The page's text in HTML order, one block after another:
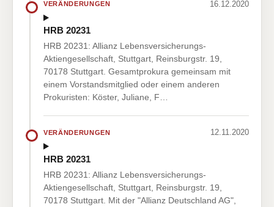
VERÄNDERUNGEN 16.12.2020
HRB 20231
HRB 20231: Allianz Lebensversicherungs-
Aktiengesellschaft, Stuttgart, Reinsburgstr. 19,
70178 Stuttgart. Gesamtprokura gemeinsam mit
einem Vorstandsmitglied oder einem anderen
Prokuristen: Köster, Juliane, F…
VERÄNDERUNGEN 12.11.2020
HRB 20231
HRB 20231: Allianz Lebensversicherungs-
Aktiengesellschaft, Stuttgart, Reinsburgstr. 19,
70178 Stuttgart. Mit der "Allianz Deutschland AG",